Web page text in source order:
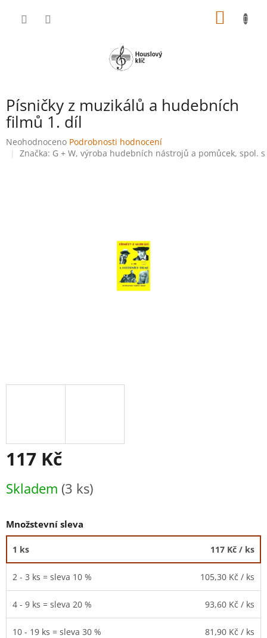
Písničky z muzikálů a hudebních
filmů 1. díl
Průměrné
hodnocení
Neohodnoceno Podrobnosti hodnocení
Značka: G + W, výroba hudebních nástrojů a pomůcek, spol.
117 Kč
cena:
Skladem (3 ks)
Množstevní sleva
1 ks 117 Kč / ks
2 - 3 ks = sleva 10 % 105,30 Kč / ks
4 - 9 ks = sleva 20 % 93,60 Kč / ks
10 - 19 ks = sleva 30 % 81,90 Kč / ks